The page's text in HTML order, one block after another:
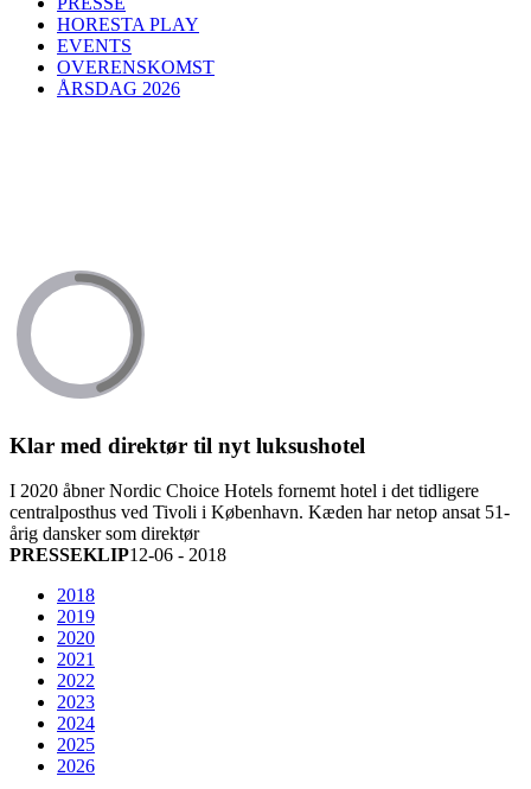
HORESTA PLAY
EVENTS
OVERENSKOMST
ÅRSDAG 2026
Klar med direktør til nyt luksushotel
I 2020 åbner Nordic Choice Hotels fornemt hotel i det tidligere
centralposthus ved Tivoli i København. Kæden har netop ansat 51-
årig dansker som direktør
PRESSEKLIP12-06 - 2018
2018
2019
2020
2021
2022
2023
2024
2025
2026